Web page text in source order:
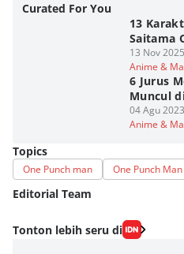
Curated For You
13
Saitama
13 Nov
Anime &
6 Jurus
Muncul
04 Agu
Anime &
Topics
One Punch man One Punch
Editorial Team
Editor
Fahrul Razi Uni Nurullah
Tonton lebih seru di